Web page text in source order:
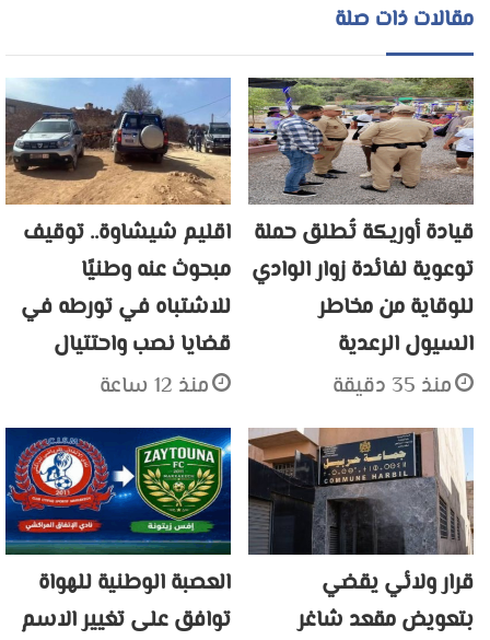
مقالات ذات صلة
قيادة أوريكة تُطلق حملة
توعوية لفائدة زوار الوادي
للوقاية من مخاطر
السيول الرعدية
منذ 35 دقيقة
اقليم شيشاوة.. توقيف
مبحوث عنه وطنيًا
للاشتباه في تورطه في
قضايا نصب واحتتيال
منذ 12 ساعة
قرار ولائي يقضي
بتعويض مقعد شاغر
العصبة الوطنية للهواة
توافق على تغيير الاسم